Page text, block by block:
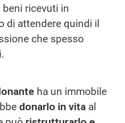
beni ricevuti in
di attendere quindi il
che spesso
ha un immobile
donarlo in vita al